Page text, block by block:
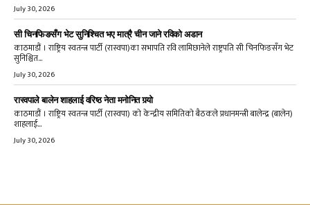
July 30, 2026
सी चिनफिङसँग भेट सुनिश्चित भए मात्रै चीन जाने रविको अडान
काठमाडौं । राष्ट्रिय स्वतन्त्र पार्टी (रास्वपा)का सभापति रवि लामिछानेले राष्ट्रपति सी चिनफिङसँग भेट
सुनिश्चित...
July 30, 2026
रास्वपाले बालेन शाहलाई वरिष्ठ नेता मनोनित गर्‍यो
काठमाडौं । राष्ट्रिय स्वतन्त्र पार्टी (रास्वपा) को केन्द्रीय समितिको बैठकले प्रधानमन्त्री बालेन्द्र (बालेन)
शाहलाई...
July 30, 2026